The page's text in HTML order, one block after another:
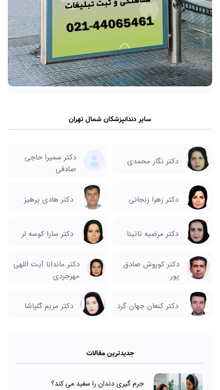
سایر دندانپزشکان شمال تهران
دکتر نگار محمدی
دکتر سمیرا حاجی
صادقی
دکتر زهرا زنجانی دکتر هادی پرهیز
دکتر مرضیه تاتینا دکتر سارا کوسه لر
دکتر کوروش صادق
پور
دکتر ماندانا آیت اللهی
مهرجردی
دکتر کنعان جهان گرد دکتر مریم گلپاشا
جدیدترین مقالات
جرم گیری دندان را سفید می کند؟